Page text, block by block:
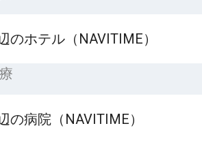
のホテル（NAVITIME）
の病院（NAVITIME）